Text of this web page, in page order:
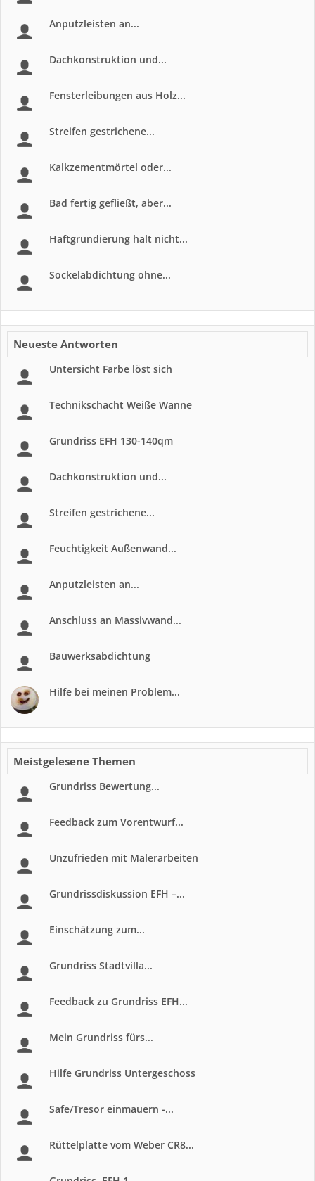
Anputzleisten an...
Dachkonstruktion und...
Fensterleibungen aus Holz...
Streifen gestrichene...
Kalkzementmörtel oder...
Bad fertig gefließt, aber...
Haftgrundierung halt nicht...
Sockelabdichtung ohne...
Neueste Antworten
Untersicht Farbe löst sich
Technikschacht Weiße Wanne
Grundriss EFH 130-140qm
Dachkonstruktion und...
Streifen gestrichene...
Feuchtigkeit Außenwand...
Anputzleisten an...
Anschluss an Massivwand...
Bauwerksabdichtung
Hilfe bei meinen Problem...
Meistgelesene Themen
Grundriss Bewertung...
Feedback zum Vorentwurf...
Unzufrieden mit Malerarbeiten
Grundrissdiskussion EFH –...
Einschätzung zum...
Grundriss Stadtvilla...
Feedback zu Grundriss EFH...
Mein Grundriss fürs...
Hilfe Grundriss Untergeschoss
Safe/Tresor einmauern -...
Rüttelplatte vom Weber CR8...